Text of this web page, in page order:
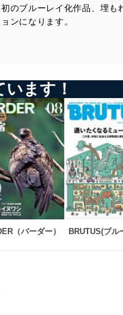
のブルーレイ化作品、埋も
ンになります。
ます！
（バーダー） BRUTUS(ブル